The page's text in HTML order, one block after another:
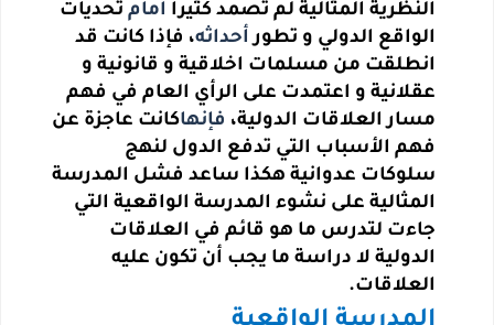
النظرية المثالية لم تصمد كثيرا أمام تحديات
الواقع الدولي و تطور أحداثه، فإذا كانت قد
انطلقت من مسلمات اخلاقية و قانونية و
عقلانية و اعتمدت على الرأي العام في فهم
مسار العلاقات الدولية، فإنهاكانت عاجزة عن
فهم الأسباب التي تدفع الدول لنهج
سلوكات عدوانية هكذا ساعد فشل المدرسة
المثالية على نشوء المدرسة الواقعية التي
جاءت لتدرس ما هو قائم في العلاقات
الدولية لا دراسة ما يجب أن تكون عليه
العلاقات.